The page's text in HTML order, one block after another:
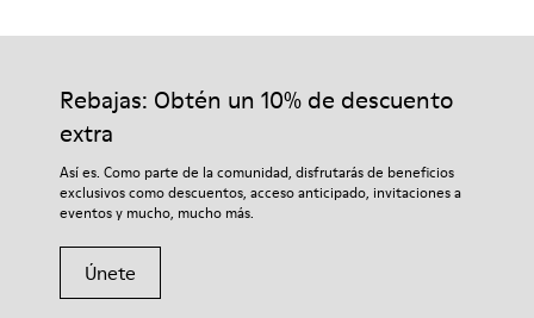
Forro: 59% textil (60% Nylon - 40% PU) 41% poliéster
Nuestros zapatos se han fabricado con materiales de primera
garantizará que duren más tiempo.
Si deseas obtener información detallada sobre cómo cuidar de
tu par, visita nuestraGuía para el cuidado del calzado.
Rebajas: Obtén un 10% de descuento
extra
Así es. Como parte de la comunidad, disfrutarás de beneficios
exclusivos como descuentos, acceso anticipado, invitaciones a
eventos y mucho, mucho más.
Únete